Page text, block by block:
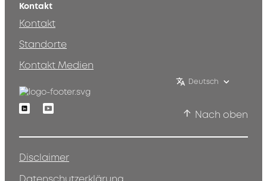
Kontakt
Kontakt
Standorte
Kontakt Medien
Deutsch
LinkedinYoutube
Nach oben
Disclaimer